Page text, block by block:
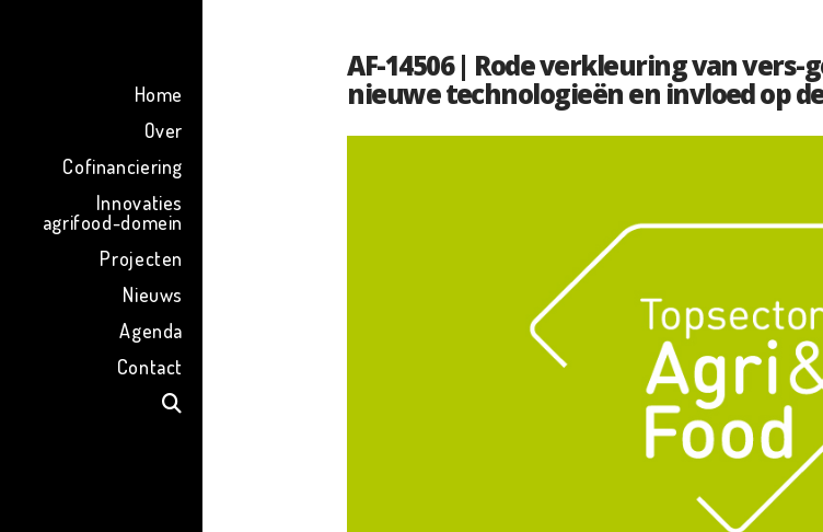
Home
Over
Cofinanciering
Innovaties
agrifood-domein
Projecten
Nieuws
Agenda
Contact
AF-14506 | Rode verkleuring van
nieuwe technologieën en invloed op